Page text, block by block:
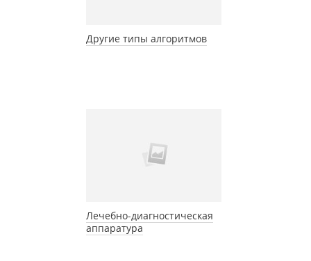
Другие типы алгоритмов
Лечебно-диагностическая
аппаратура